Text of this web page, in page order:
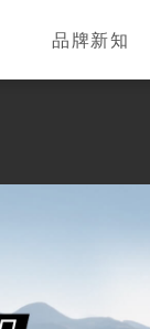
品牌新知